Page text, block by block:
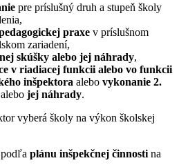
pre príslušný druh a stupeň školy
praxe v príslušnom
zariadení,
skúšky alebo jej náhrady,
v riadiacej funkcii alebo vo funkcii
inšpektora alebo vykonanie 2.
alebo jej náhrady.
vyberá školy na výkon školskej
plánu inšpekčnej činnosti na